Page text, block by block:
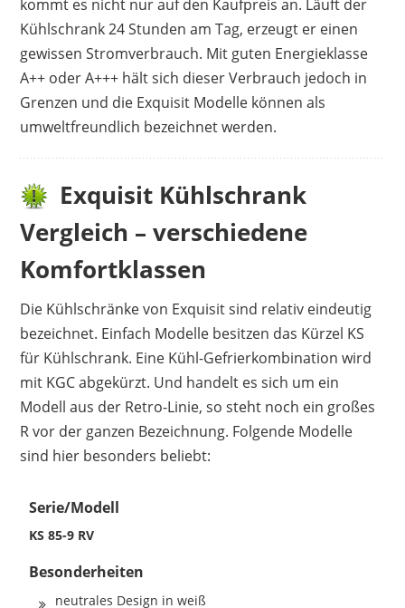
kommt es nicht nur auf den Kaufpreis an. Läuft der
Kühlschrank 24 Stunden am Tag, erzeugt er einen
gewissen Stromverbrauch. Mit guten Energieklasse
A++ oder A+++ hält sich dieser Verbrauch jedoch in
Grenzen und die Exquisit Modelle können als
umweltfreundlich bezeichnet werden.
Exquisit Kühlschrank
Vergleich – verschiedene
Komfortklassen
Die Kühlschränke von Exquisit sind relativ eindeutig
bezeichnet. Einfach Modelle besitzen das Kürzel KS
für Kühlschrank. Eine Kühl-Gefrierkombination wird
mit KGC abgekürzt. Und handelt es sich um ein
Modell aus der Retro-Linie, so steht noch ein großes
R vor der ganzen Bezeichnung. Folgende Modelle
sind hier besonders beliebt:
Serie/Modell
KS 85-9 RV
Besonderheiten
neutrales Design in weiß